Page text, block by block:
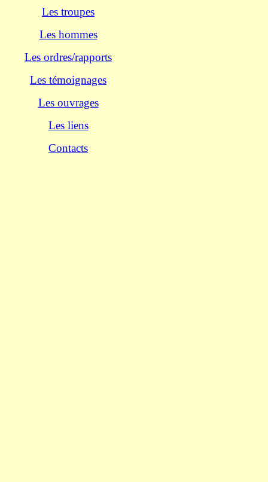
Les troupes
Les hommes
Les ordres/rapports
Les témoignages
Les ouvrages
Les liens
Contacts